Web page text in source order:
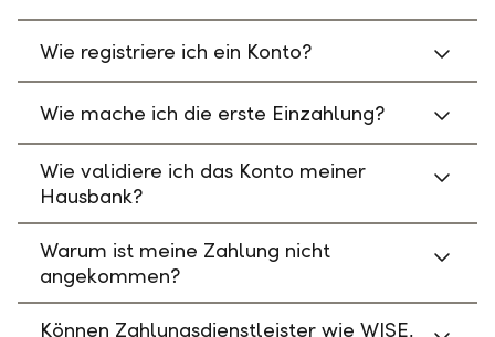
Wie registriere ich ein Konto?
Wie mache ich die erste Einzahlung?
Wie validiere ich das Konto meiner
Hausbank?
Warum ist meine Zahlung nicht
angekommen?
Können Zahlungsdienstleister wie WISE,